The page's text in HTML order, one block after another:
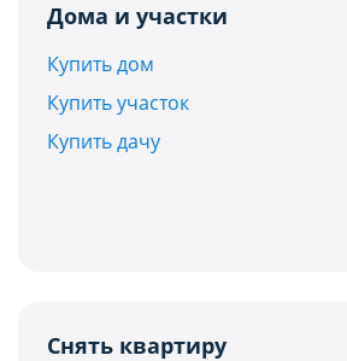
Дома и участки
Купить дом
Купить участок
Купить дачу
Снять квартиру